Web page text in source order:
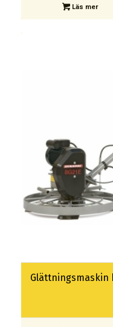
Läs mer
Glättningsmaskin